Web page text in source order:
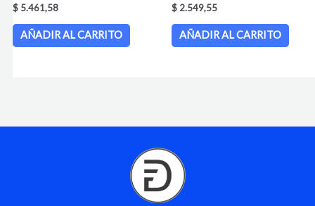
$5.461,58
AÑADIR AL CARRITO
$ 2.549,55
AÑADIR AL CARRITO